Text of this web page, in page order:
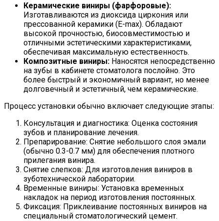
Керамические виниры (фарфоровые):
Изготавливаются из диоксида циркония или
прессованной керамики (E-max). Обладают
высокой прочностью, биосовместимостью и
отличными эстетическими характеристиками,
обеспечивая максимальную естественность.
Композитные виниры: Наносятся непосредственно
на зубы в кабинете стоматолога послойно. Это
более быстрый и экономичный вариант, но менее
долговечный и эстетичный, чем керамические.
Процесс установки обычно включает следующие этапы:
Консультация и диагностика: Оценка состояния
зубов и планирование лечения.
Препарирование: Снятие небольшого слоя эмали
(обычно 0.3-0.7 мм) для обеспечения плотного
прилегания винира.
Снятие слепков: Для изготовления виниров в
зуботехнической лаборатории.
Временные виниры: Установка временных
накладок на период изготовления постоянных.
Фиксация: Приклеивание постоянных виниров на
специальный стоматологический цемент.